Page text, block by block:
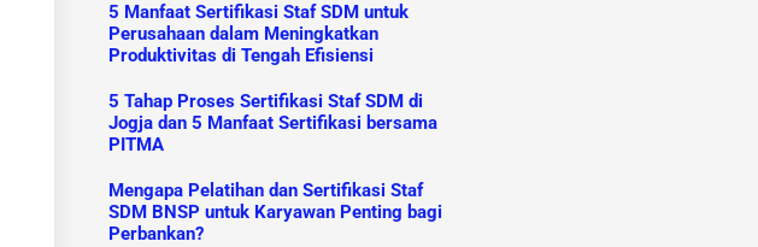
5 Manfaat Sertifikasi Staf SDM untuk
Perusahaan dalam Meningkatkan
Produktivitas di Tengah Efisiensi
5 Tahap Proses Sertifikasi Staf SDM di
Jogja dan 5 Manfaat Sertifikasi bersama
PITMA
Mengapa Pelatihan dan Sertifikasi Staf
SDM BNSP untuk Karyawan Penting bagi
Perbankan?